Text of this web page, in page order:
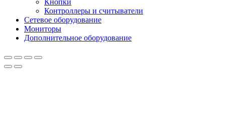
Кнопки
Контроллеры и считыватели
Сетевое оборудование
Мониторы
Дополнительное оборудование